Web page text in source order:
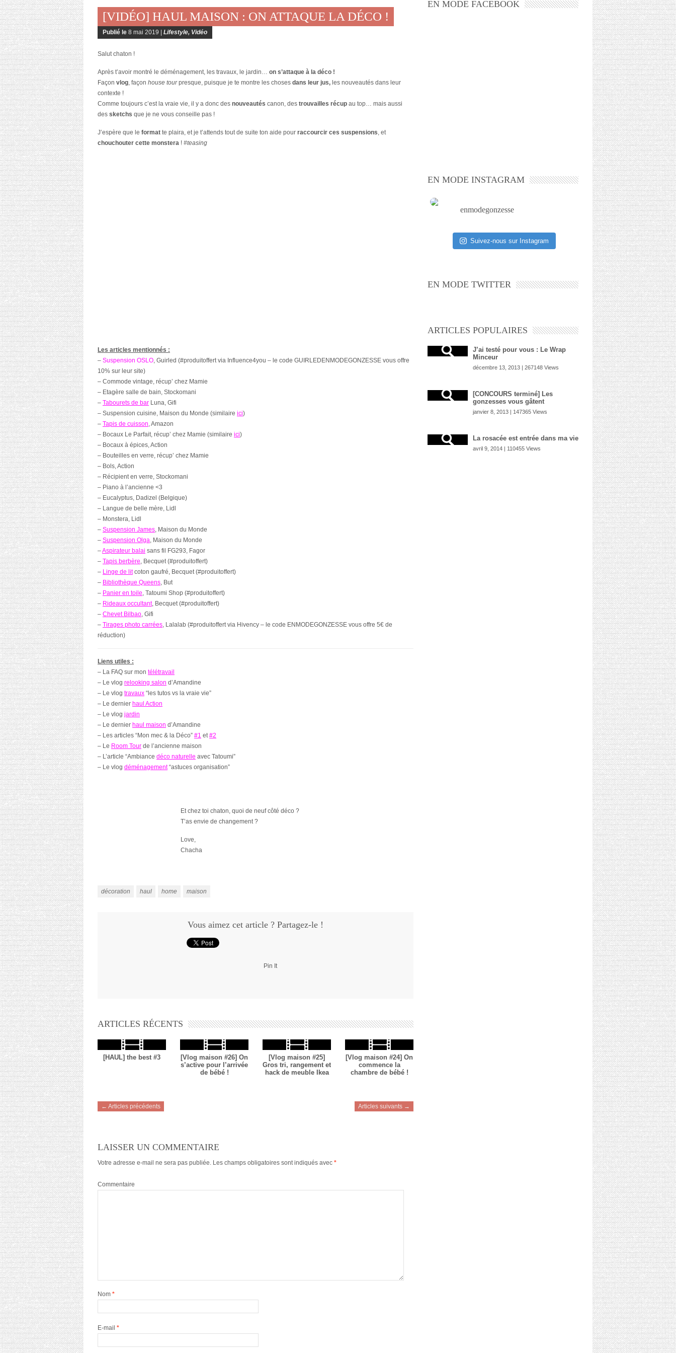
[VIDÉO] HAUL MAISON : ON ATTAQUE LA DÉCO !
Publié le 8 mai 2019 | Lifestyle, Vidéo
Salut chaton !
Après t’avoir montré le déménagement, les travaux, le jardin… on s’attaque à la déco !
Façon vlog, façon house tourpresque, puisque je te montre les choses dans leur jus, les nouveautés dans leur
contexte !
Comme toujours c’est la vraie vie, il y a donc des nouveautés canon, des trouvailles récup au top… mais aussi
des sketchs que je ne vous conseille pas !
J’espère que le format te plaira, et je t’attends tout de suite ton aide pour raccourcir ces suspensions, et
chouchouter cette monstera ! #teasing
Les articles mentionnés :
– Suspension OSLO, Guirled (#produitoffert via Influence4you – le code GUIRLEDENMODEGONZESSE vous offre
10% sur leur site)
– Commode vintage, récup’ chez Mamie
– Etagère salle de bain, Stockomani
– Tabourets de bar Luna, Gifi
– Suspension cuisine, Maison du Monde (similaire ici)
– Tapis de cuisson, Amazon
– Bocaux Le Parfait, récup’ chez Mamie (similaire ici)
– Bocaux à épices, Action
– Bouteilles en verre, récup’ chez Mamie
– Bols, Action
– Récipient en verre, Stockomani
– Piano à l’ancienne <3
– Eucalyptus, Dadizel (Belgique)
– Langue de belle mère, Lidl
– Monstera, Lidl
– Suspension James, Maison du Monde
– Suspension Olga, Maison du Monde
–Aspirateur balai sans fil FG293, Fagor
– Tapis berbère, Becquet (#produitoffert)
– Linge de litcoton gaufré, Becquet (#produitoffert)
– Bibliothèque Queens, But
– Panier en toile, Tatoumi Shop (#produitoffert)
– Rideaux occultant, Becquet (#produitoffert)
– Chevet Bilbao, Gifi
– Tirages photo carrées, Lalalab (#produitoffert via Hivency – le code ENMODEGONZESSE vous offre 5€ de
réduction)
Liens utiles :
– La FAQ sur mon télétravail
– Le vlog relooking salon d’Amandine
– Le vlog travaux “les tutos vs la vraie vie”
– Le dernier haul Action
– Le vlog jardin
– Le dernier haul maison d’Amandine
– Les articles “Mon mec & la Déco” #1 et#2
– Le Room Tour de l’ancienne maison
– L’article “Ambiance déco naturelle avec Tatoumi”
– Le vlog déménagement“astuces organisation”
Et chez toi chaton, quoi de neuf côté déco ?
T’as envie de changement ?
Love,
Chacha
décoration haul home maison
Vous aimez cet article ? Partagez-le !
Pin It
ARTICLES RÉCENTS
[HAUL] the best #3
[Vlog maison #26] On
s’active pour l’arrivée
de bébé !
[Vlog maison #25]
Gros tri, rangement et
hack de meuble Ikea
[Vlog maison #24] On
commence la
chambre de bébé !
← Articles précédents Articles suivants →
LAISSER UN COMMENTAIRE
Votre adresse e-mail ne sera pas publiée. Les champs obligatoires sont indiqués avec *
Commentaire
Nom *
E-mail *
EN MODE FACEBOOK
EN MODE INSTAGRAM
enmodegonzesse
Suivez-nous sur Instagram
EN MODE TWITTER
ARTICLES POPULAIRES
J’ai testé pour vous : Le Wrap
Minceur
décembre 13, 2013 | 267148 Views
[CONCOURS terminé] Les
gonzesses vous gâtent
janvier 8, 2013 | 147365 Views
La rosacée est entrée dans ma vie
avril 9, 2014 | 110455 Views